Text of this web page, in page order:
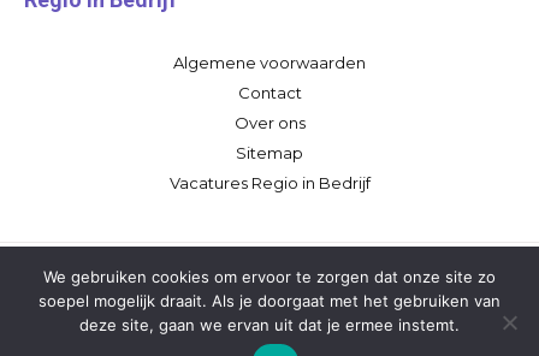
Algemene voorwaarden
Contact
Over ons
Sitemap
Vacatures Regio in Bedrijf
We gebruiken cookies om ervoor te zorgen dat onze site zo
soepel mogelijk draait. Als je doorgaat met het gebruiken van
deze site, gaan we ervan uit dat je ermee instemt.